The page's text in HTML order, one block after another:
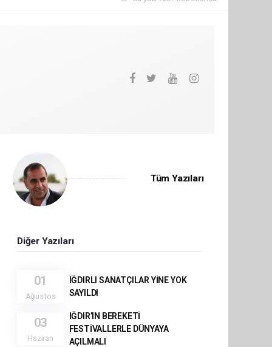
Tüm Yazıları
Diğer Yazıları
01
Ağustos
IĞDIRLI SANATÇILAR YİNE YOK
SAYILDI
03
Haziran
IĞDIR’IN BEREKETİ
FESTİVALLERLE DÜNYAYA
AÇILMALI